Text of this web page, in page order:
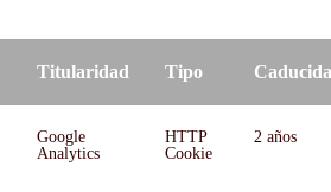
Titularidad Tipo
Google
Analytics
HTTP
Cookie
2 años